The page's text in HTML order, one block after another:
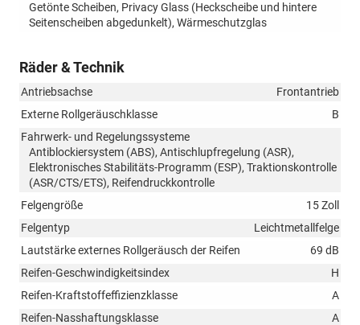
Getönte Scheiben, Privacy Glass (Heckscheibe und hintere
Seitenscheiben abgedunkelt), Wärmeschutzglas
Räder & Technik
Antriebsachse
Frontantrieb
Externe Rollgeräuschklasse
B
Fahrwerk- und Regelungssysteme
Antiblockiersystem (ABS), Antischlupfregelung (ASR),
Elektronisches Stabilitäts-Programm (ESP), Traktionskontrolle
(ASR/CTS/ETS), Reifendruckkontrolle
Felgengröße
15 Zoll
Felgentyp
Leichtmetallfelge
Lautstärke externes Rollgeräusch der Reifen
69 dB
Reifen-Geschwindigkeitsindex
H
Reifen-Kraftstoffeffizienzklasse
A
Reifen-Nasshaftungsklasse
A